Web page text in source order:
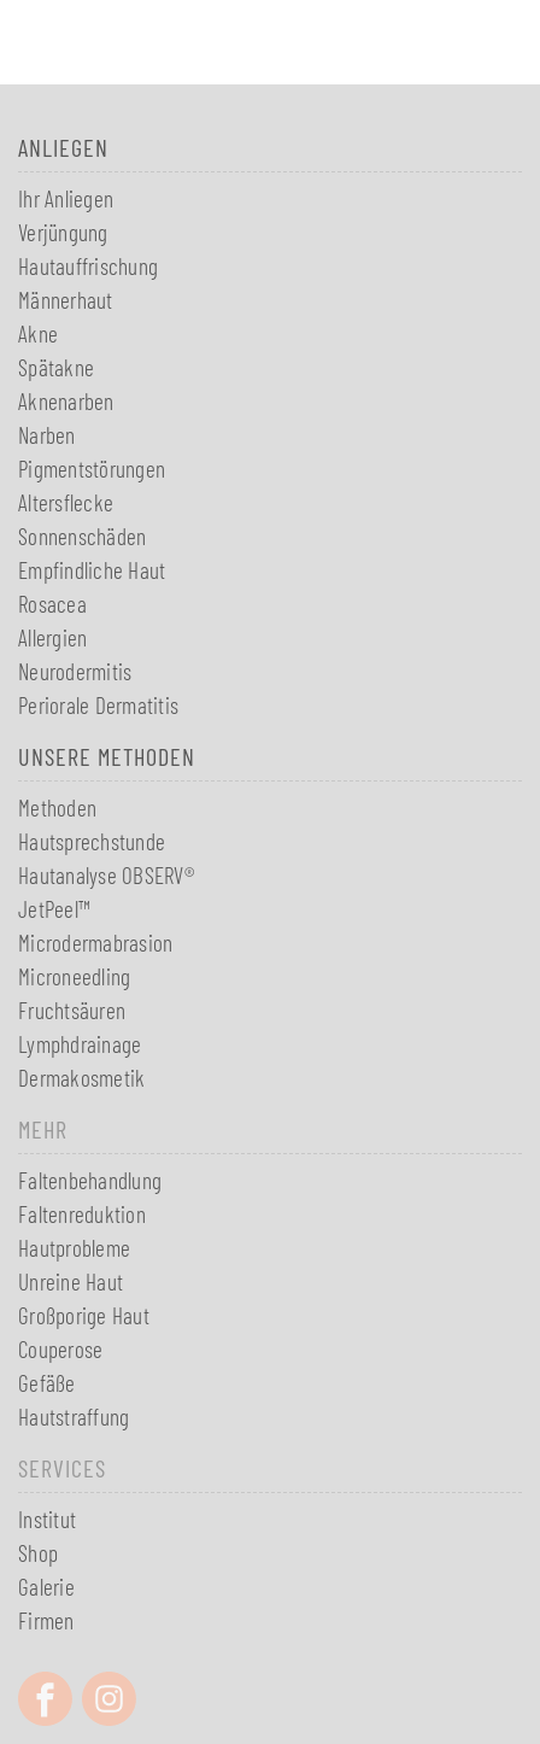
ANLIEGEN
Ihr Anliegen
Verjüngung
Hautauffrischung
Männerhaut
Akne
Spätakne
Aknenarben
Narben
Pigmentstörungen
Altersflecke
Sonnenschäden
Empfindliche Haut
Rosacea
Allergien
Neurodermitis
Periorale Dermatitis
UNSERE METHODEN
Methoden
Hautsprechstunde
Hautanalyse OBSERV®
JetPeel™
Microdermabrasion
Microneedling
Fruchtsäuren
Lymphdrainage
Dermakosmetik
MEHR
Faltenbehandlung
Faltenreduktion
Hautprobleme
Unreine Haut
Großporige Haut
Couperose
Gefäße
Hautstraffung
SERVICES
Institut
Shop
Galerie
Firmen